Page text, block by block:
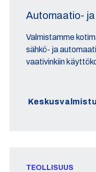
Automaatio-
Valmistamme
sähkö- ja
vaativinkiin
TEOLLISUUS